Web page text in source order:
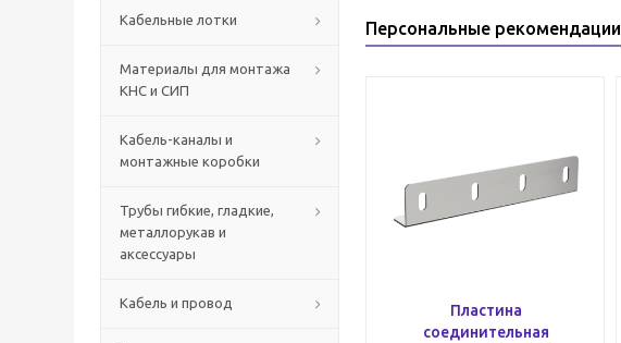
Кабельные лотки
Материалы для монтажа
КНС и СИП
Кабель-каналы и
монтажные коробки
Трубы гибкие, гладкие,
металлорукав и
аксессуары
Кабель и провод
Персональные рекомендации
Пластина
соединительная